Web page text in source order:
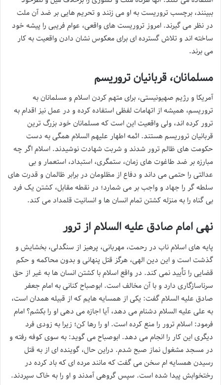
ببینند، برچسب تروریست به او می زنند و تحریم هایی بر ضد آن ملت
در نظر می گیرند. امروز تروریست های واقعی، عوام فریبی را پیشه خود
ساخته اند و تلاش گسترده ای برای معکوس نشان دادن واقعیت به کار
می برند.
مسلمانان، قربانیان تروریسم
آمریکا و رژیم صهیونیستی، برای متهم کردن اسلام و مسلمانان به
تروریسم، همیشه از اتهامات لفظی استفاده کرده و در عمل نیز اقدام به
ترور کرده اند، ولی واقعیت این است که مسلمانان خود بزرگ ترین
قربانیان تروریسم هستند. ائمه اطهار علیهم السلام همگی به دست
حکومت های ظالم ترور شدند و شربت شهادت نوشیدند. اسلام اگر چه
مبارزه بر ضد طاغوت های زمان، ستمگری، استبداد، استعمار و بی
عدالتی را حتمی می داند و دفاع از مظلومان در برابر ظالمان و قدرت های
سلطه گر را جهاد و واجب بر می شمارد؛ در نقطه مقابل، کشتن یک فرد
بی گناه را به منزله کشتن تمام انسان ها و انسانیت قلمداد می کند.
نهی امام صادق علیه السلام از ترور
پایه های اسلام ناب در رحمت، مهربانی، پرهیز از سنگدلی، بخشایش و
گذشت است و این دین الهی، هرگز قتل پنهانی و بدون محاکمه و حکم
قضایی را تأیید نمی کند. در واقع اسلام با کشتن انسان ها به غیر از حق
سرناسازگاری دارد و با آن مخالف است. ابوصباح کنانی به امام جعفر
صادق علیه السلام گفت: یکی از همسایه هایم که از قبیله همدان است،
به علی علیه السلام دشنام می دهد، آیا اجازه می دهی او را بکشم؟ امام
فرمود: اسلام ترور را منع کرده است. او را رها کن؛ زیرا به زودی فرد
دیگری این کار را انجام می دهد. ابوصباح می گوید: به سوی کوفه رفته و
در مسجد مشغول نماز صبح شدم. دراین حال، گوینده ای از به قتل
رسیدن همسایه ام سخن می گفت که مانند مرده ای که باد کرده در
رختخوابش پیدا شده است. سپس گروهی آمدند و او را به خاک سپردند.